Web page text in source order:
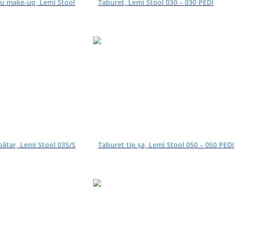
make-up, Lemi Stool
Taburet, Lemi Stool 030 – 030 PEDI
Lemi Stool 035/S Taburet tip șa, Lemi Stool 050 – 050 PEDI